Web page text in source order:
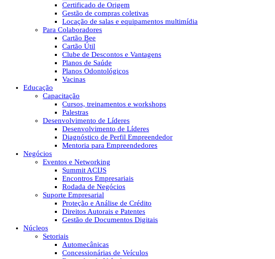
Certificado de Origem
Gestão de compras coletivas
Locação de salas e equipamentos multimídia
Para Colaboradores
Cartão Bee
Cartão Útil
Clube de Descontos e Vantagens
Planos de Saúde
Planos Odontológicos
Vacinas
Educação
Capacitação
Cursos, treinamentos e workshops
Palestras
Desenvolvimento de Líderes
Desenvolvimento de Líderes
Diagnóstico de Perfil Empreendedor
Mentoria para Empreendedores
Negócios
Eventos e Networking
Summit ACIJS
Encontros Empresariais
Rodada de Negócios
Suporte Empresarial
Proteção e Análise de Crédito
Direitos Autorais e Patentes
Gestão de Documentos Digitais
Núcleos
Setoriais
Automecânicas
Concessionárias de Veículos